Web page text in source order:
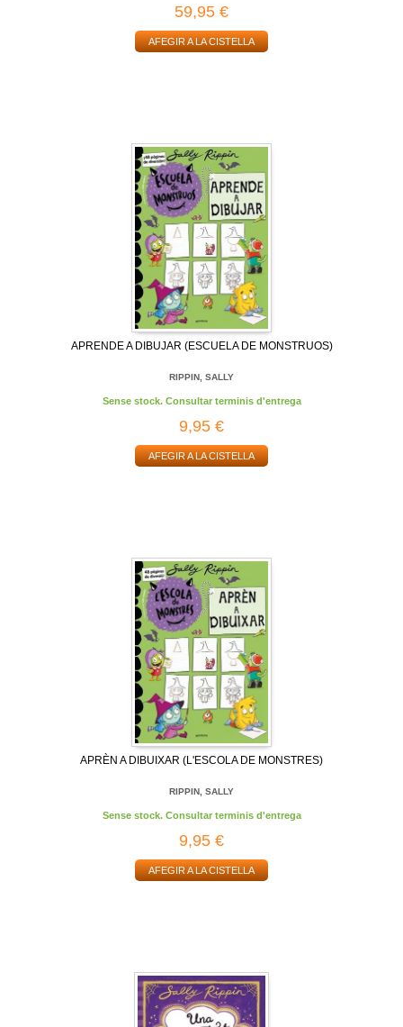
59,95 €
AFEGIR A LA CISTELLA
APRENDE A DIBUJAR (ESCUELA DE MONSTRUOS)
RIPPIN, SALLY
Sense stock. Consultar terminis d'entrega
9,95 €
AFEGIR A LA CISTELLA
APRÈN A DIBUIXAR (L'ESCOLA DE MONSTRES)
RIPPIN, SALLY
Sense stock. Consultar terminis d'entrega
9,95 €
AFEGIR A LA CISTELLA